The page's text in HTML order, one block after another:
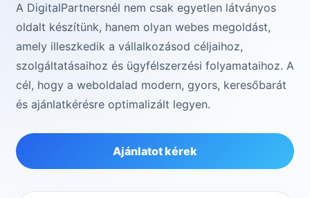
A DigitalPartnersnél nem csak egyetlen látványos
oldalt készítünk, hanem olyan webes megoldást,
amely illeszkedik a vállalkozásod céljaihoz,
szolgáltatásaihoz és ügyfélszerzési folyamataihoz. A
cél, hogy a weboldalad modern, gyors, keresőbarát
és ajánlatkérésre optimalizált legyen.
Ajánlatot kérek